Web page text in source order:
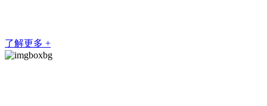
了解更多 +